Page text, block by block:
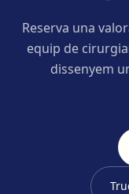
Reserva una
equip de
dissenyem